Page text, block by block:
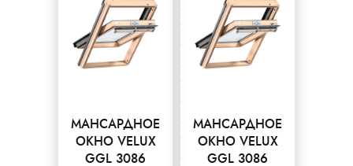
МАНСАРДНОЕ
ОКНО VELUX
GGL 3086
МАНСАРДНОЕ
ОКНО VELUX
GGL 3086